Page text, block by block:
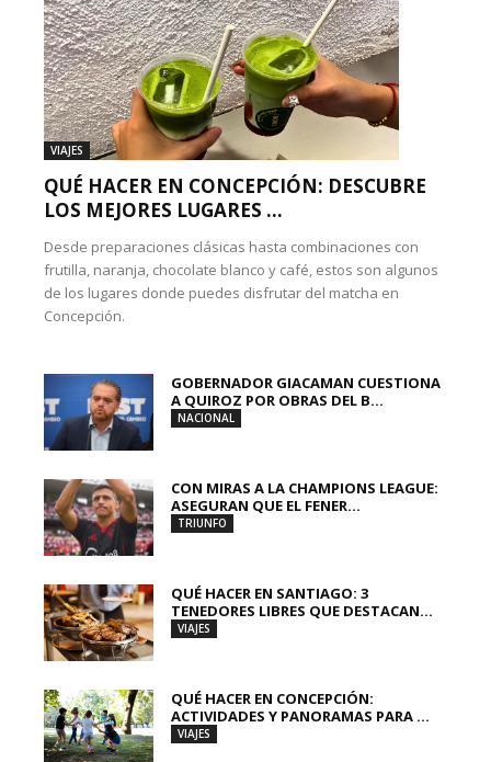
VIAJES
QUÉ HACER EN CONCEPCIÓN: DESCUBRE
LOS MEJORES LUGARES ...
Desde preparaciones clásicas hasta combinaciones con
frutilla, naranja, chocolate blanco y café, estos son algunos
de los lugares donde puedes disfrutar del matcha en
Concepción.
GOBERNADOR GIACAMAN CUESTIONA
A QUIROZ POR OBRAS DEL B...
NACIONAL
CON MIRAS A LA CHAMPIONS LEAGUE:
ASEGURAN QUE EL FENER...
TRIUNFO
QUÉ HACER EN SANTIAGO: 3
TENEDORES LIBRES QUE DESTACAN...
VIAJES
QUÉ HACER EN CONCEPCIÓN:
ACTIVIDADES Y PANORAMAS PARA ...
VIAJES